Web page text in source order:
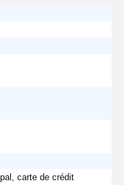
carte de crédit